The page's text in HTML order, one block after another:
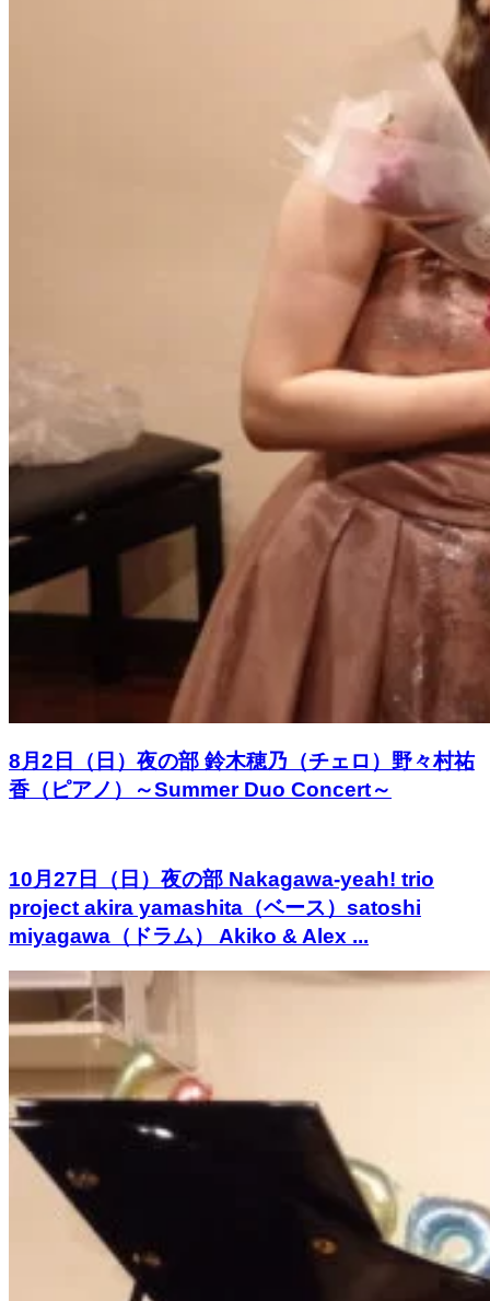
8月2日（日）夜の部 鈴木穂乃（チェロ）野々村祐
香（ピアノ）～Summer Duo Concert～
10月27日（日）夜の部 Nakagawa-yeah! trio
project akira yamashita（ベース）satoshi
miyagawa（ドラム） Akiko & Alex ...